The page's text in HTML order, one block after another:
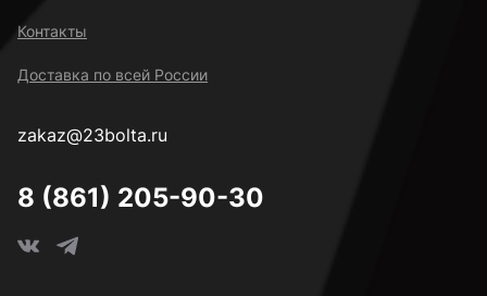
3,8 мм
Контакты
Доставка по всей России
zakaz@23bolta.ru
8 (861) 205-90-30